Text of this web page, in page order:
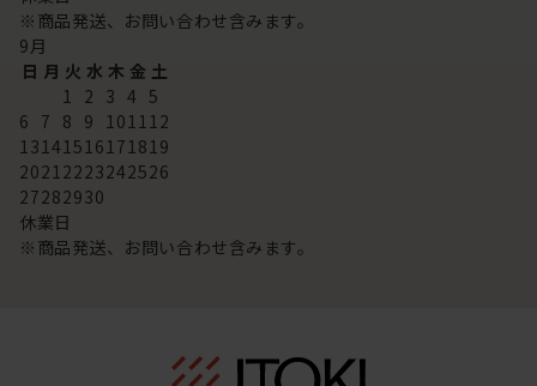
※商品発送、お問い合わせ含みます。
9月
日 月 火 水 木 金 土
1 2 3 4 5
6 7 8 9 101112
13141516171819
20212223242526
27282930
休業日
※商品発送、お問い合わせ含みます。